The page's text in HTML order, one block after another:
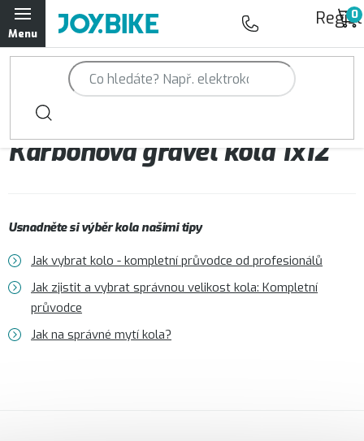
Přejít
na
obsah
Trailová kola Qayron
Horská kola Qayron
Dámská horská kola Qayron
Doplňky a oblečení Qayron
Kontakt Servisní a výdejní místa
Karbonová gravel kola 1x12
Usnadněte si výběr kola našimi tipy
Jak vybrat kolo - kompletní průvodce od profesionálů
Jak zjistit a vybrat správnou velikost kola: Kompletní
průvodce
Jak na správné mytí kola?